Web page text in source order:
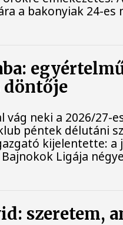
a bakonyiak 24-es
döntője
vág neki a 2026/27-
péntek délutáni
kijelentette:
Ligája
szeretem,